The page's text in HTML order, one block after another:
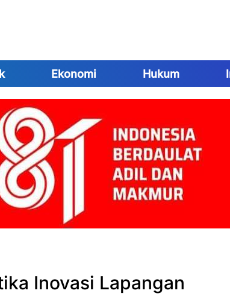
Ekonomi Hukum
Inovasi Lapangan